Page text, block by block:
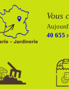
Vous
40 655